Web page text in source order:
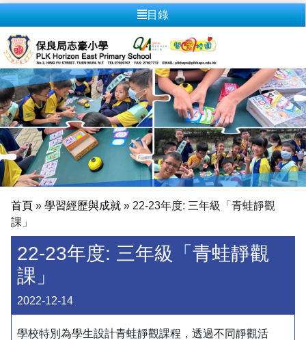
目錄
首頁 » 學習經歷與成就 » 22-23年度: 三年級「青蛙靜觀
課」
22-23年度: 三年級「青蛙靜觀
課」
2022-12-14
學校特別為學生設計青蛙靜觀課程，透過不同靜觀活